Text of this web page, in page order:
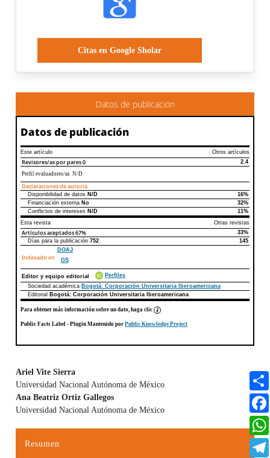
Citas en Google Sholar
Datos de publicación
Datos de publicación
Este artículo Otros artículos
Revisores/as por pares0
2.4
Perfil evaluadores/as N/D
Declaraciones de autoría
Declaraciones de autoríaEste artículo
Disponibilidad de datos N/D
16%
Financiación externa No
32%
Conflictos de intereses N/D
11%
Esta revista
Otras revistas
Artículos aceptados67%
33%
Días para la publicación752 145
Indexado en
DOAJ
GS
Editor y equipo editorial
Perfiles
Sociedad académica Bogotá: Corporación Universitaria Iberoamericana
Editorial
Bogotá: Corporación Universitaria Iberoamericana
Para obtener más información sobre un dato, haga clic
Public Facts Label - Plugin Mantenido porPublic Knowledge Project
Contenido principal del artículo
Ariel Vite Sierra
Universidad Nacional Autónoma de México
Ana Beatriz Ortiz Gallegos
Universidad Nacional Autónoma de México
Resumen